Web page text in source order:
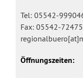
Tel: 05542-
Fax: 05542-72475
Öffnungszeiten: